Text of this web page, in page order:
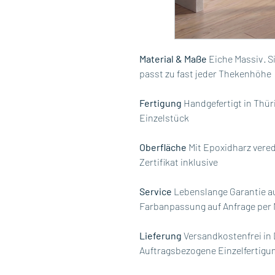
Material & Maße Eiche Massiv ·
passt zu fast jeder Thekenhöhe
Fertigung Handgefertigt in
Einzelstück
Oberfläche Mit Epoxidharz
Zertifikat inklusive
Service Lebenslange Garantie
Farbanpassung auf Anfrage
Lieferung Versandkostenfrei in
Auftragsbezogene